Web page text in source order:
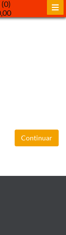
(0)
Continuar